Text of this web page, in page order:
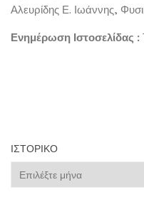
Αλευρίδης Ε. Ιωάννης,
Ενημέρωση Ιστοσελίδας :
ΙΣΤΟΡΙΚΌ
Ιστορικό